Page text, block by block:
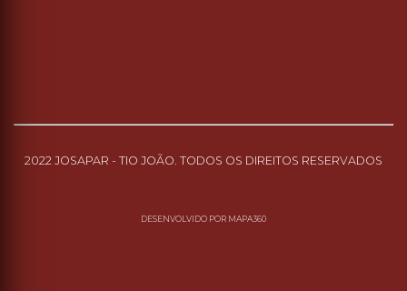
2022 JOSAPAR - TIO JOÃO. TODOS OS DIREITOS RESERVADOS
DESENVOLVIDO POR MAPA360